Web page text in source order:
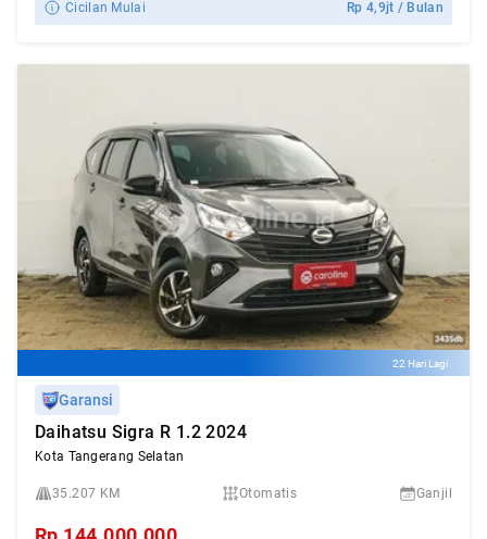
Cicilan Mulai Rp4,9jt / Bulan
22 Hari Lagi
Garansi
Daihatsu Sigra R 1.2 2024
Kota Tangerang Selatan
35.207 KM Otomatis Ganjil